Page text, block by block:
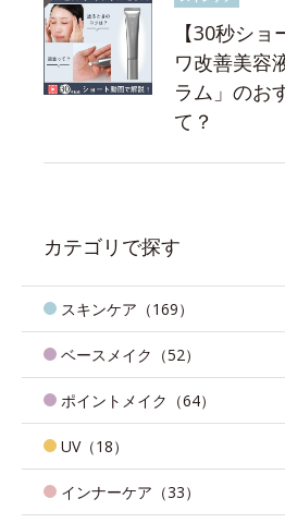
【30秒シ
ワ改善美容
ラム」のお
て？
カテゴリで探す
スキンケア（169）
ベースメイク（52）
ポイントメイク（64）
UV（18）
インナーケア（33）